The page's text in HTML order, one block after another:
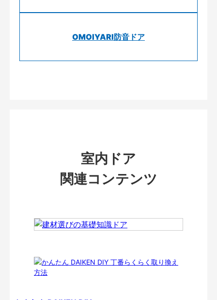
OMOIYARI防音ドア
室内ドア
関連コンテンツ